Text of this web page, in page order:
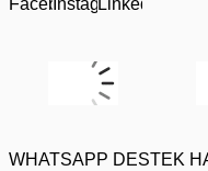
WHATSAPP DESTEK